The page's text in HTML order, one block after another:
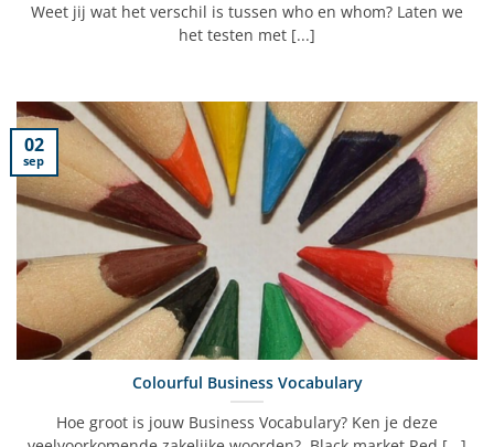
Weet jij wat het verschil is tussen who en whom? Laten we
het testen met [...]
Colourful Business Vocabulary
Hoe groot is jouw Business Vocabulary? Ken je deze
02
sep